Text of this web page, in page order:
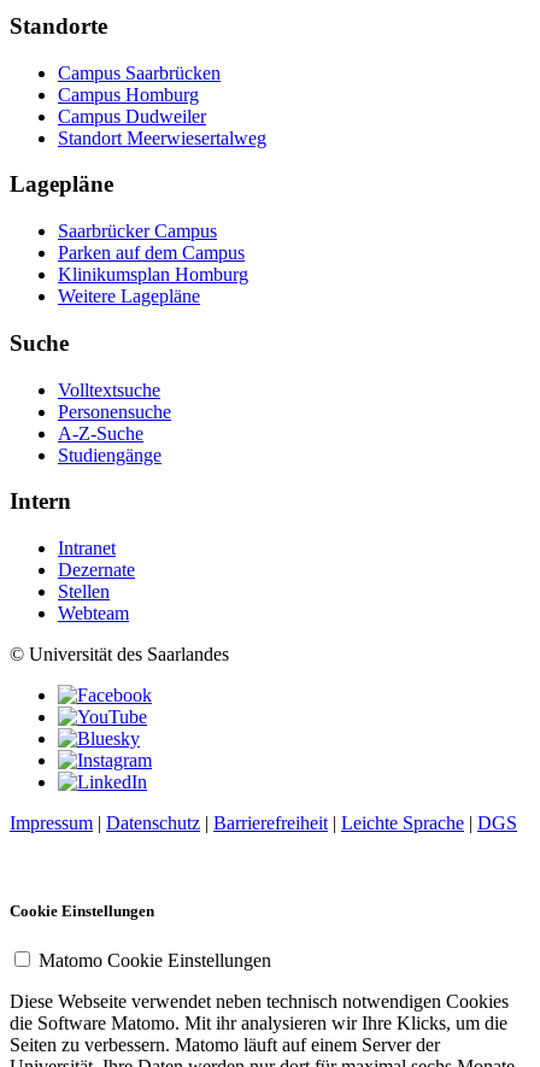
Standorte
Campus Saarbrücken
Campus Homburg
Campus Dudweiler
Standort Meerwiesertalweg
Lagepläne
Saarbrücker Campus
Parken auf dem Campus
Klinikumsplan Homburg
Weitere Lagepläne
Suche
Volltextsuche
Personensuche
A-Z-Suche
Studiengänge
Intern
Intranet
Dezernate
Stellen
Webteam
© Universität des Saarlandes
Impressum | Datenschutz | Barrierefreiheit | Leichte Sprache | DGS
Cookie Einstellungen
Matomo Cookie Einstellungen
Diese Webseite verwendet neben technisch notwendigen Cookies
die Software Matomo. Mit ihr analysieren wir Ihre Klicks, um die
Seiten zu verbessern. Matomo läuft auf einem Server der